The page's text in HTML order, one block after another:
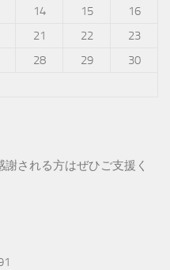
14 15
16
21 22
23
28 29
30
される方はぜひご支援く